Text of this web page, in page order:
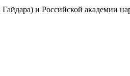
и Российской академии